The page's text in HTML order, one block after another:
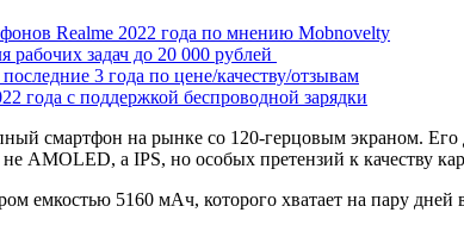
Realme 2022 года по мнению Mobnovelty
задач до 20 000 рублей
3 года по цене/качеству/отзывам
года с поддержкой беспроводной зарядки
смартфон на рынке со 120-герцовым экраном. Его
AMOLED, а IPS, но особых претензий к качеству
емкостью 5160 мАч, которого хватает на пару